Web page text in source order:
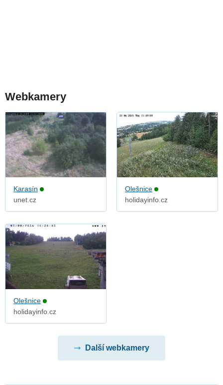
Webkamery
Karasín
unet.cz
Olešnice
holidayinfo.cz
Olešnice
holidayinfo.cz
Další webkamery